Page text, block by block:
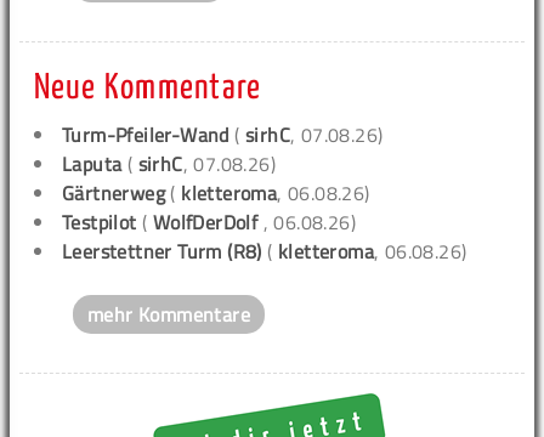
Neue Kommentare
Turm-Pfeiler-Wand (sirhC, 07.08.26)
Laputa( sirhC, 07.08.26)
Gärtnerweg( kletteroma, 06.08.26)
Testpilot ( WolfDerDolf , 06.08.26)
Leerstettner Turm (R8) ( kletteroma, 06.08.26)
mehr Kommentare